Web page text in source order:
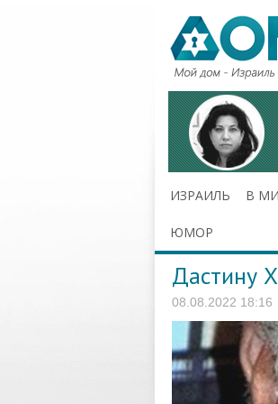
ИЗРАИЛЬ В
ЮМОР
Дастину
08.08.2022 18:16